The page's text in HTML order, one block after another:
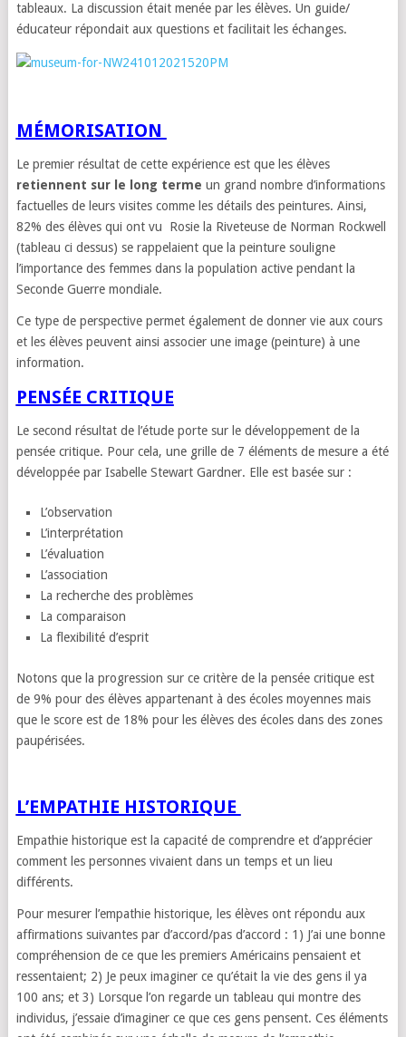
tableaux. La discussion était menée par les élèves. Un guide/
éducateur répondait aux questions et facilitait les échanges.
MÉMORISATION
Le premier résultat de cette expérience est que les élèves
retiennent sur le long terme un grand nombre d’informations
factuelles de leurs visites comme les détails des peintures. Ainsi,
82% des élèves qui ont vu Rosie la Riveteuse de Norman Rockwell
(tableau ci dessus) se rappelaient que la peinture souligne
l’importance des femmes dans la population active pendant la
Seconde Guerre mondiale.
Ce type de perspective permet également de donner vie aux cours
et les élèves peuvent ainsi associer une image (peinture) à une
information.
PENSÉE CRITIQUE
Le second résultat de l’étude porte sur le développement de la
pensée critique. Pour cela, une grille de 7 éléments de mesure a été
développée par Isabelle Stewart Gardner. Elle est basée sur :
L’observation
L’interprétation
L’évaluation
L’association
La recherche des problèmes
La comparaison
La flexibilité d’esprit
Notons que la progression sur ce critère de la pensée critique est
de 9% pour des élèves appartenant à des écoles moyennes mais
que le score est de 18% pour les élèves des écoles dans des zones
paupérisées.
L’EMPATHIE HISTORIQUE
Empathie historique est la capacité de comprendre et d’apprécier
comment les personnes vivaient dans un temps et un lieu
différents.
Pour mesurer l’empathie historique, les élèves ont répondu aux
affirmations suivantes par d’accord/pas d’accord : 1) J’ai une bonne
compréhension de ce que les premiers Américains pensaient et
ressentaient; 2) Je peux imaginer ce qu’était la vie des gens il ya
100 ans; et 3) Lorsque l’on regarde un tableau qui montre des
individus, j’essaie d’imaginer ce que ces gens pensent. Ces éléments